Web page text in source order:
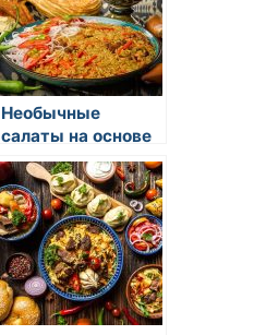
Необычные
салаты на основе
фруктов